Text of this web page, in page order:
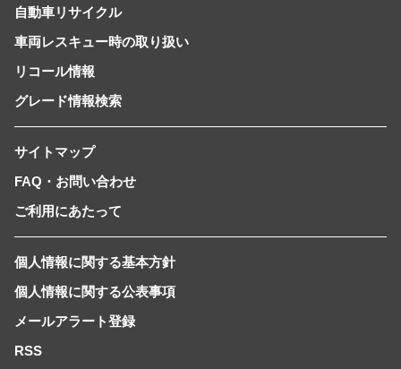
自動車リサイクル
車両レスキュー時の取り扱い
リコール情報
グレード情報検索
サイトマップ
FAQ・お問い合わせ
ご利用にあたって
個人情報に関する基本方針
個人情報に関する公表事項
メールアラート登録
RSS